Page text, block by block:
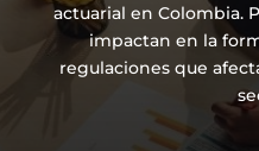
actuarial en Colombia.
impactan en la
regulaciones que